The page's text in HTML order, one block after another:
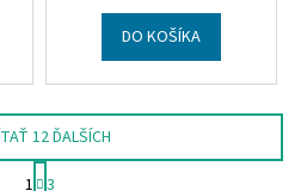
DO KOŠÍKA
12 ĎALŠÍCH
S
1 3